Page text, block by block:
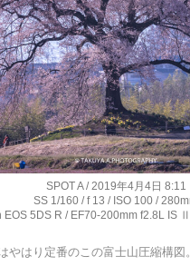
SPOT A / 2019年4月4日 8:11
SS 1/160 / f 13 / ISO 100 /
EOS 5DS R / EF70-200mm f2.8L IS
やはり定番のこの富士山圧縮構